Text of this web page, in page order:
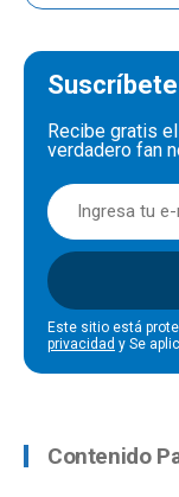
Recibe gratis
verdadero fan
Este sitio está
privacidad y Se
Contenido